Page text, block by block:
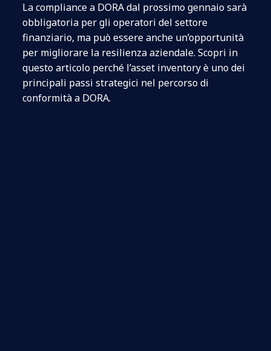
La compliance a DORA dal prossimo gennaio sarà
obbligatoria per gli operatori del settore
finanziario, ma può essere anche un’opportunità
per migliorare la resilienza aziendale. Scopri in
questo articolo perché l’asset inventory è uno dei
principali passi strategici nel percorso di
conformità a DORA.